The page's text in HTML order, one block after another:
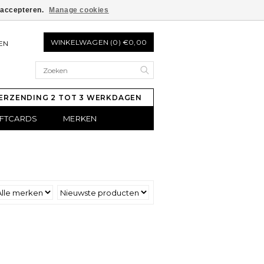
WINKELWAGEN (0) €0,00
2 TOT 3 WERKDAGEN
MERKEN
Manage cookies